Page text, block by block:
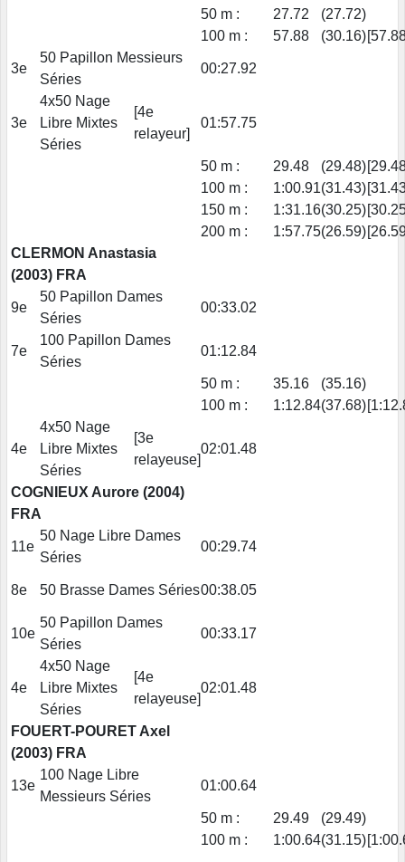
50 m : 27.72
(27.72)
100 m :
57.88 (30.16)
3e
50 Papillon Messieurs
Séries
00:27.92
3e
4x50 Nage
Libre Mixtes
Séries
[4e
relayeur]
01:57.75
50 m : 29.48 (29.48)
100 m :
1:00.91(31.43)
150 m :
1:31.16(30.25)
200 m :
1:57.75(26.59)
CLERMON Anastasia
(2003) FRA
9e
50 Papillon Dames
Séries
00:33.02
7e
100 Papillon Dames
Séries
01:12.84
50 m : 35.16
(35.16)
100 m :
1:12.84(37.68)
4e
4x50 Nage
Libre Mixtes
Séries
[3e
relayeuse]
02:01.48
COGNIEUX Aurore (2004)
FRA
11e
50 Nage Libre Dames
Séries
00:29.74
8e 50 Brasse Dames Séries00:38.05
10e
50 Papillon Dames
Séries
00:33.17
4e
4x50 Nage
Libre Mixtes
Séries
[4e
relayeuse]
02:01.48
FOUERT-POURET Axel
(2003) FRA
13e
100 Nage Libre
Messieurs Séries
01:00.64
50 m : 29.49
(29.49)
100 m :
1:00.64(31.15)